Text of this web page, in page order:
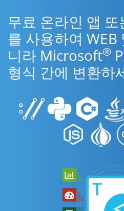
무료 온라인 앱
를 사용하여 WEB
니라 Microsoft®
형식 간에 변환하